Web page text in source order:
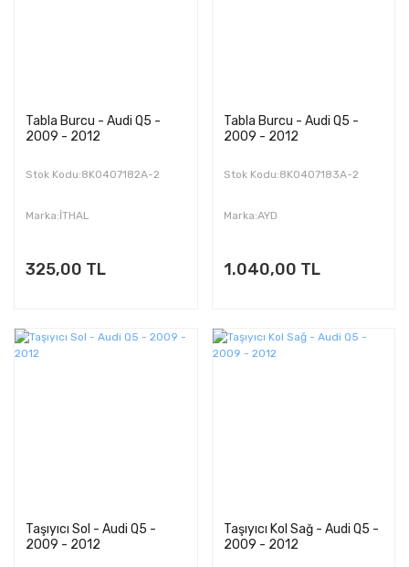
Tabla Burcu - Audi Q5 -
2009 - 2012
Stok Kodu:8K0407182A-2
Marka:İTHAL
325,00 TL
Tabla Burcu - Audi Q5 -
2009 - 2012
Stok Kodu:8K0407183A-2
Marka:AYD
1.040,00 TL
Taşıyıcı Sol - Audi Q5 -
2009 - 2012
Taşıyıcı Kol Sağ - Audi Q5 -
2009 - 2012